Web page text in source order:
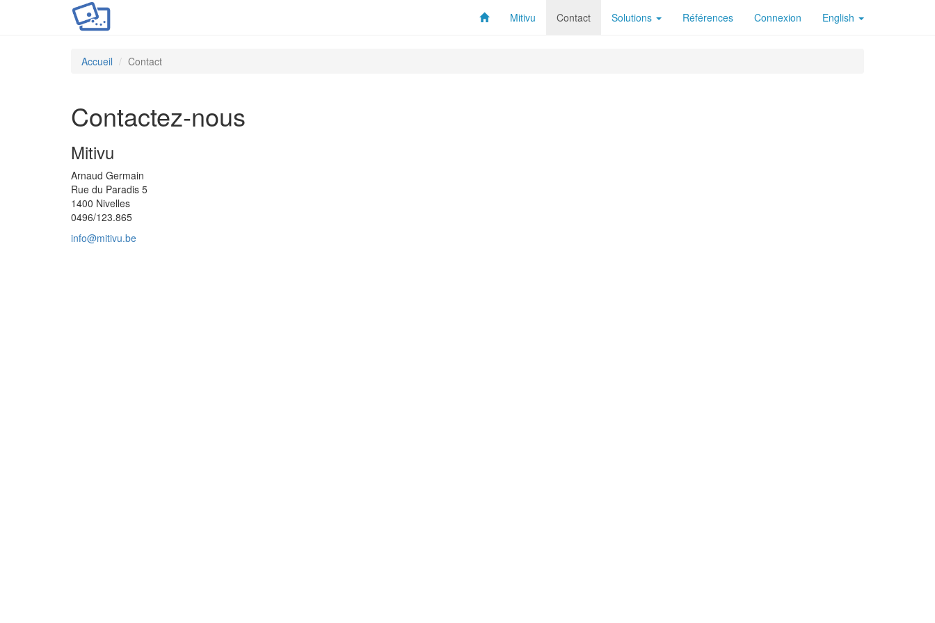
Mitivu Contact Solutions Références Connexion English
Accueil Contact
Contactez-nous
Mitivu
Arnaud Germain
Rue du Paradis 5
1400 Nivelles
0496/123.865
info@mitivu.be